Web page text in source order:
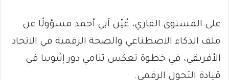
على المستوى القاري، عُيّن آبي أحمد مسؤولًا عن
ملف الذكاء الاصطناعي والصحة الرقمية في الاتحاد
الأفريقي، في خطوة تعكس تنامي دور إثيوبيا في
قيادة التحول الرقمي.